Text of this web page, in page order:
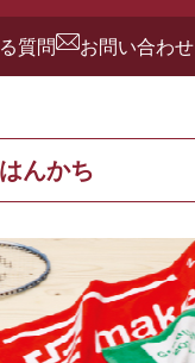
質問 お問い合わせ
んかち